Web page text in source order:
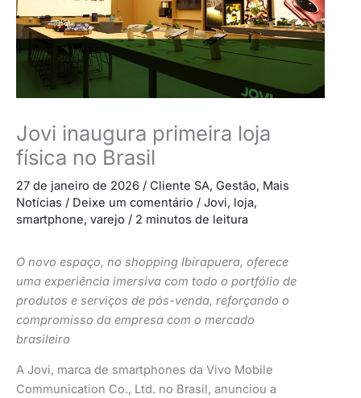
Jovi inaugura primeira loja
física no Brasil
27 de janeiro de 2026 / Cliente SA, Gestão, Mais
Notícias / Deixe um comentário / Jovi, loja,
smartphone, varejo / 2 minutos de leitura
O novo espaço, no shopping Ibirapuera, oferece
uma experiência imersiva com todo o portfólio de
produtos e serviços de pós-venda, reforçando o
compromisso da empresa com o mercado
brasileiro
A Jovi, marca de smartphones da Vivo Mobile
Communication Co., Ltd. no Brasil, anunciou a